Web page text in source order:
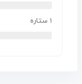
۱ ستاره